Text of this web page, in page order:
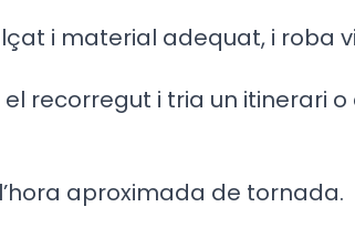
i material adequat, i roba
el recorregut i tria un itinerari
aproximada de tornada.